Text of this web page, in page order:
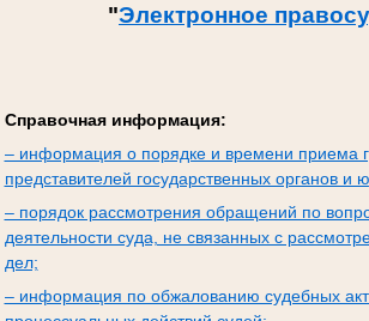
"Электронное
Справочная информация:
– информация о порядке и времени приема
представителей государственных органов и
– порядок рассмотрения обращений по
деятельности суда, не связанных с
дел;
– информация по обжалованию судебных